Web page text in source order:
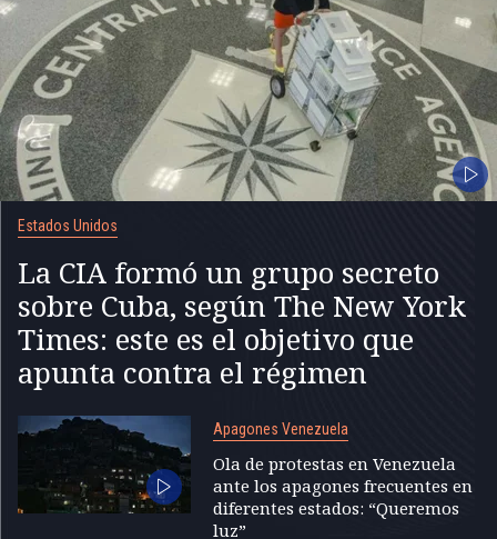
Estados Unidos
La CIA formó un grupo secreto
sobre Cuba, según The New York
Times: este es el objetivo que
apunta contra el régimen
Apagones Venezuela
Ola de protestas en Venezuela
ante los apagones frecuentes en
diferentes estados: “Queremos
luz”